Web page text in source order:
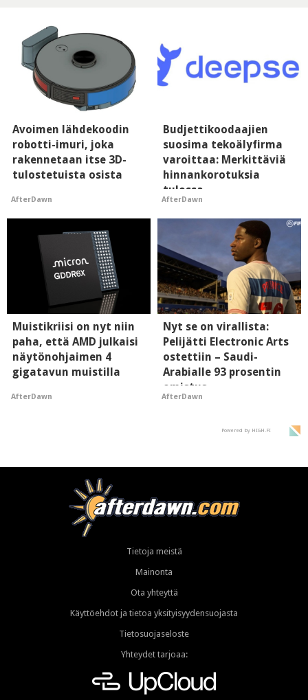
Avoimen lähdekoodin
robotti-imuri, joka
rakennetaan itse 3D-
tulostetuista osista
AfterDawn
Budjettikoodaajien
suosima tekoälyfirma
varoittaa: Merkittäviä
hinnankorotuksia
tulossa
AfterDawn
Muistikriisi on nyt niin
paha, että AMD julkaisi
näytönohjaimen 4
gigatavun muistilla
AfterDawn
Nyt se on virallista:
Pelijätti Electronic Arts
ostettiin – Saudi-
Arabialle 93 prosentin
omistus
AfterDawn
Powered by HIGH.FI
Tietoja meistä
Mainonta
Ota yhteyttä
Käyttöehdot ja tietoa yksityisyydensuojasta
Tietosuojaseloste
Yhteydet tarjoaa: